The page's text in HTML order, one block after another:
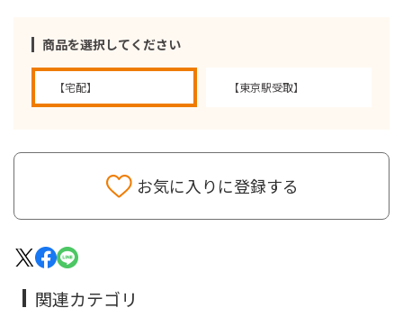
商品を選択してください
【宅配】 【東京駅受取】
お気に入りに登録する
関連カテゴリ